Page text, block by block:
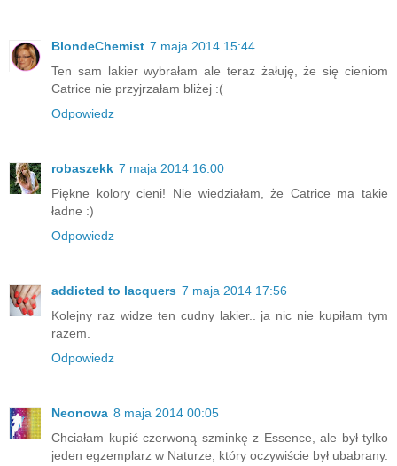
BlondeChemist 7 maja 2014 15:44
Ten sam lakier wybrałam ale teraz żałuję, że się cieniom
Catrice nie przyjrzałam bliżej :(
Odpowiedz
robaszekk 7 maja 2014 16:00
Piękne kolory cieni! Nie wiedziałam, że Catrice ma takie
ładne :)
Odpowiedz
addicted to lacquers 7 maja 2014 17:56
Kolejny raz widze ten cudny lakier.. ja nic nie kupiłam tym
razem.
Odpowiedz
Neonowa 8 maja 2014 00:05
Chciałam kupić czerwoną szminkę z Essence, ale był tylko
jeden egzemplarz w Naturze, który oczywiście był ubabrany.